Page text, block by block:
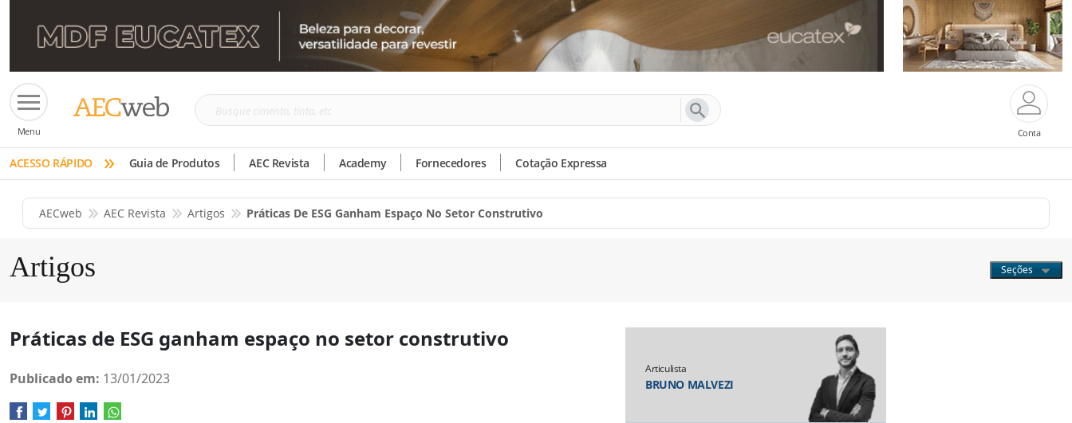
Menu
Busque
tinta,
etc
Conta
ACESSO RÁPIDO » Guia de Produtos AEC Revista Academy Fornecedores Cotação Expressa
AECweb AEC Revista Artigos Práticas De ESG Ganham Espaço No Setor Construtivo
Artigos Seções
Práticas de ESG ganham espaço no setor construtivo
Publicado em: 13/01/2023
Articulista
BRUNO MALVEZI